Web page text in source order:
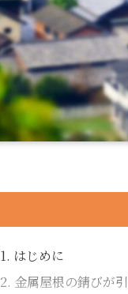
1. はじめに
2. 金属屋根の錆びが